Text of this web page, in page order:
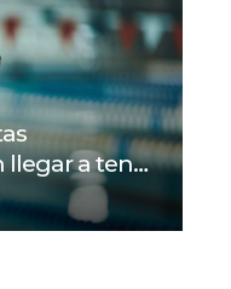
llegar a tener
mental?